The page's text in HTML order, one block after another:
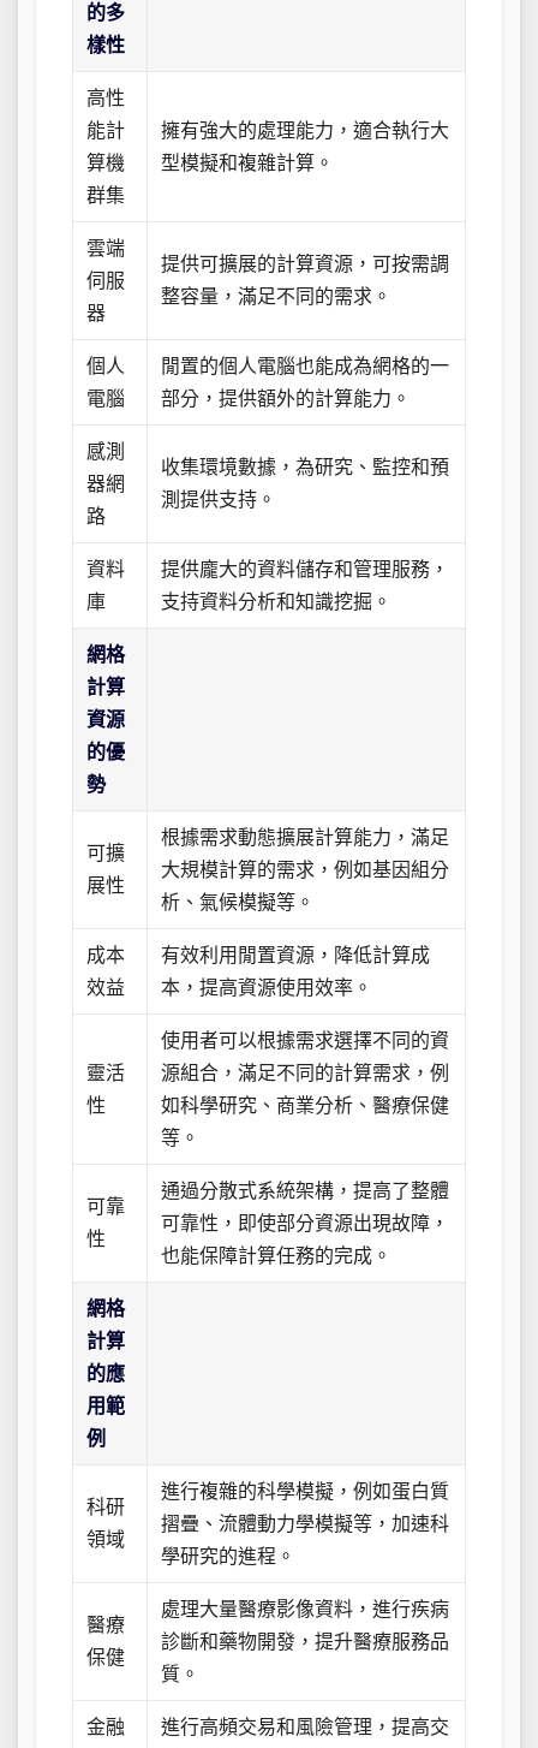
的多
樣性
高性
能計
算機
群集
擁有強大的處理能力，適合執行大
型模擬和複雜計算。
雲端
伺服
器
提供可擴展的計算資源，可按需調
整容量，滿足不同的需求。
個人
電腦
閒置的個人電腦也能成為網格的一
部分，提供額外的計算能力。
感測
器網
路
收集環境數據，為研究、監控和預
測提供支持。
資料
庫
提供龐大的資料儲存和管理服務，
支持資料分析和知識挖掘。
網格
計算
資源
的優
勢
可擴
展性
根據需求動態擴展計算能力，滿足
大規模計算的需求，例如基因組分
析、氣候模擬等。
成本
效益
有效利用閒置資源，降低計算成
本，提高資源使用效率。
靈活
性
使用者可以根據需求選擇不同的資
源組合，滿足不同的計算需求，例
如科學研究、商業分析、醫療保健
等。
可靠
性
通過分散式系統架構，提高了整體
可靠性，即使部分資源出現故障，
也能保障計算任務的完成。
網格
計算
的應
用範
例
科研
領域
進行複雜的科學模擬，例如蛋白質
摺疊、流體動力學模擬等，加速科
學研究的進程。
醫療
保健
處理大量醫療影像資料，進行疾病
診斷和藥物開發，提升醫療服務品
質。
金融
進行高頻交易和風險管理，提高交